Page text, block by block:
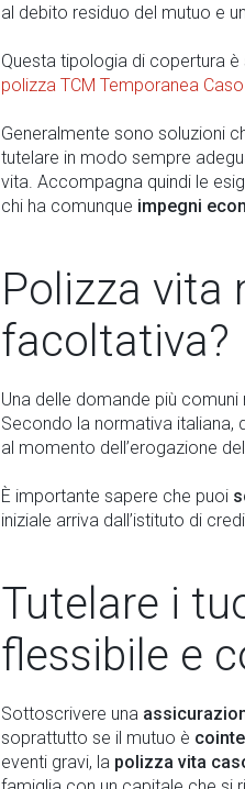
al debito residuo del mutuo e
Questa tipologia di copertura
polizza TCM Temporanea
Generalmente sono soluzioni
tutelare in modo sempre
vita. Accompagna quindi le
chi ha comunque impegni
Polizza vita
facoltativa?
Una delle domande più comuni
Secondo la normativa italiana,
al momento dell’erogazione
È importante sapere che puoi
iniziale arriva dall’istituto di
Tutelare i
flessibile e
Sottoscrivere una
soprattutto se il mutuo è
eventi gravi, la polizza vita